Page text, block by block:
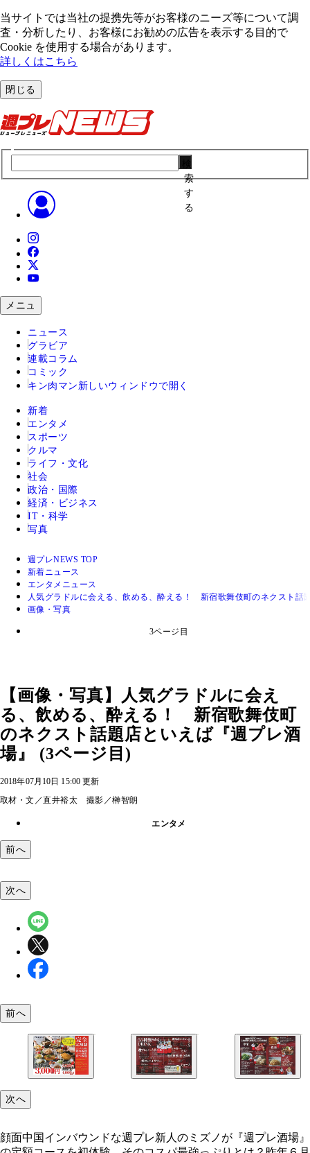
当サイトでは当社の提携先等がお客様のニーズ等について調
査・分析したり、お客様にお勧めの広告を表⽰する⽬的で
Cookie を使⽤する場合があります。
詳しくはこちら
閉じる
索
す
る
メニュ
ニュース
グラビア
連載コラム
コミック
キン肉マン 新しいウィンドウで開く
新着
エンタメ
スポーツ
クルマ
ライフ・文化
社会
政治・国際
経済・ビジネス
IT・科学
写真
週プレNEWS TOP
新着ニュース
エンタメニュース
人気グラドルに会える、飲める、酔える！ 新宿歌舞伎町のネクスト話
画像・写真
3ページ目
【画像・写真】人気グラドルに会え
る、飲める、酔える！ 新宿歌舞伎町
のネクスト話題店といえば『週プレ酒
場』 (3ページ目)
2018年07月10日 15:00 更新
取材・文／直井裕太 撮影／榊智朗
エンタメ
前へ
次へ
前へ
次へ
顔面中国インバウンドな週プレ新人のミズノが『週プレ酒場』